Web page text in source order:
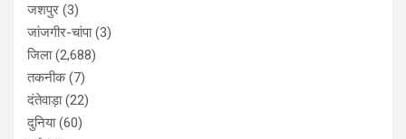
जशपुर (3)
जांजगीर-चांपा(3)
जिला(2,688)
तकनीक(7)
दंतेवाड़ा(22)
दुनिया(60)